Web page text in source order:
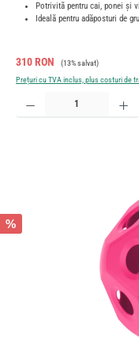
Potrivită pentru cai, ponei și
Ideală pentru adăposturi de
Preț de vânzare:
310 RON Preț obișnuit:
(13% salvat)
Prețuri cu TVA inclus, plus costuri de
Cantitate produs: Introduceți
%